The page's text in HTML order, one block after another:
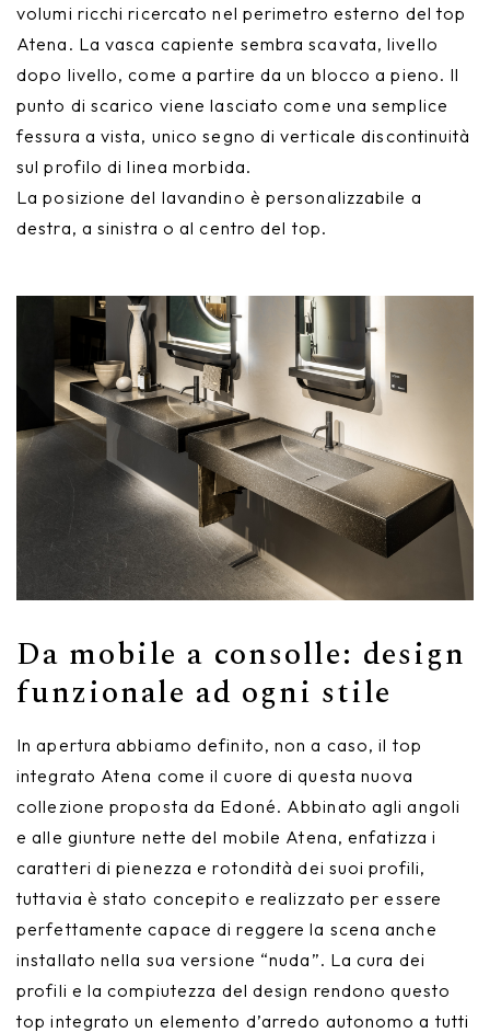
volumi ricchi ricercato nel perimetro esterno del top
Atena. La vasca capiente sembra scavata, livello
dopo livello, come a partire da un blocco a pieno. Il
punto di scarico viene lasciato come una semplice
fessura a vista, unico segno di verticale discontinuità
sul profilo di linea morbida.
La posizione del lavandino è personalizzabile a
destra, a sinistra o al centro del top.
Da mobile a consolle: design
funzionale ad ogni stile
In apertura abbiamo definito, non a caso, il top
integrato Atena come il cuore di questa nuova
collezione proposta da Edoné. Abbinato agli angoli
e alle giunture nette del mobile Atena, enfatizza i
caratteri di pienezza e rotondità dei suoi profili,
tuttavia è stato concepito e realizzato per essere
perfettamente capace di reggere la scena anche
installato nella sua versione “nuda”. La cura dei
profili e la compiutezza del design rendono questo
top integrato un elemento d’arredo autonomo a tutti